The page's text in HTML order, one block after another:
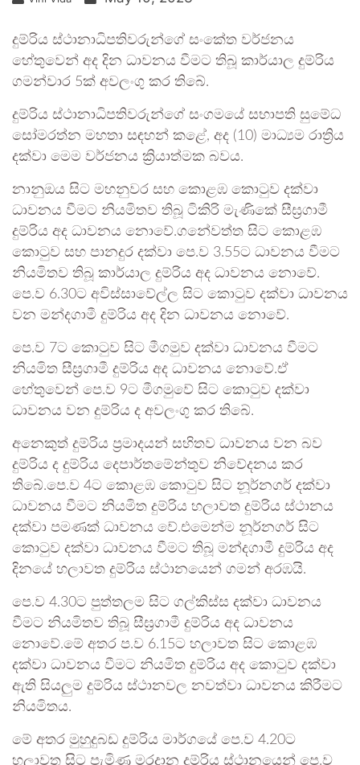
දුම්රිය ස්ථානාධිපතිවරුන්ගේ සංකේත වර්ජනය
හේතුවෙන් අද දින ධාවනය වීමට තිබූ කාර්යාල දුම්රිය
ගමන්වාර 5ක් අවලංගු කර තිබේ.
දුම්රිය ස්ථානාධිපතිවරුන්ගේ සංගමයේ සභාපති සුමේධ
සෝමරත්න මහතා සඳහන් කළේ, අද (10) මාධ්‍යම රාත්‍රිය
දක්වා මෙම වර්ජනය ක්‍රියාත්මක බවය.
නානුඔය සිට මහනුවර සහ කොළඹ කොටුව දක්වා
ධාවනය වීමට නියමිතව තිබූ ටිකිරි මැණිකේ සීඝ්‍රගාමී
දුම්රිය අද ධාවනය නොවේ.ගනේවත්ත සිට කොළඹ
කොටුව සහ පානදුර දක්වා පෙ.ව 3.55ට ධාවනය වීමට
නියමිතව තිබූ කාර්යාල දුම්රිය අද ධාවනය නොවේ.
පෙ.ව 6.30ට අවිස්සාවේල්ල සිට කොටුව දක්වා ධාවනය
වන මන්දගාමී දුම්රිය අද දින ධාවනය නොවේ.
පෙ.ව 7ට කොටුව සිට මීගමුව දක්වා ධාවනය වීමට
නියමිත සීඝ්‍රගාමී දුම්රිය අද ධාවනය නොවේ.ඒ
හේතුවෙන් පෙ.ව 9ට මීගමුවේ සිට කොටුව දක්වා
ධාවනය වන දුම්රිය ද අවලංගු කර තිබේ.
අනෙකුත් දුම්රිය ප්‍රමාදයන් සහිතව ධාවනය වන බව
දුම්රිය ද දුම්රිය දෙපාර්තමේන්තුව නිවේදනය කර
තිබේ.පෙ.ව 4ට කොළඹ කොටුව සිට නූර්නගර් දක්වා
ධාවනය වීමට නියමිත දුම්රිය හලාවත දුම්රිය ස්ථානය
දක්වා පමණක් ධාවනය වේ.එමෙන්ම නූර්නගර් සිට
කොටුව දක්වා ධාවනය වීමට තිබූ මන්දගාමී දුම්රිය අද
දිනයේ හලාවත දුම්රිය ස්ථානයෙන් ගමන් අරඹයි.
පෙ.ව 4.30ට පුත්තලම සිට ගල්කිස්ස දක්වා ධාවනය
වීමට නියමිතව තිබූ සීඝ්‍රගාමී දුම්රිය අද ධාවනය
නොවේ.මේ අතර ප.ව 6.15ට හලාවත සිට කොළඹ
දක්වා ධාවනය වීමට නියමිත දුම්රිය අද කොටුව දක්වා
ඇති සියලුම දුම්රිය ස්ථානවල නවත්වා ධාවනය කිරීමට
නියමිතය.
මේ අතර මුහුදුබඩ දුම්රිය මාර්ගයේ පෙ.ව 4.20ට
හලාවත සිට පැමිණ මරදාන දුම්රිය ස්ථානයෙන් පෙ.ව